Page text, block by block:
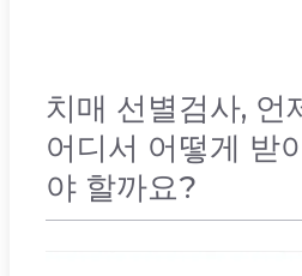
치매 선별검사, 언
어디서 어떻게 받
야 할까요?